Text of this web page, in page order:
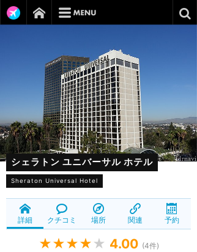
シェラトン ユニバーサル ホテル
Sheraton Universal Hotel
詳細 クチコミ 場所 関連 予約
★★★★ ★ 4.00 (4件)